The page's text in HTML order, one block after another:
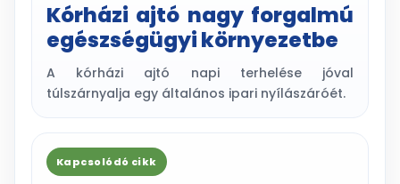
Kórházi ajtó nagy forgalmú
egészségügyi környezetbe
A kórházi ajtó napi terhelése jóval
túlszárnyalja egy általános ipari nyílászáróét.
Kapcsolódó cikk